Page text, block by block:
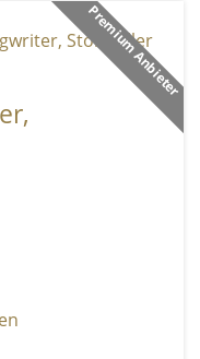
Premium Anbieter